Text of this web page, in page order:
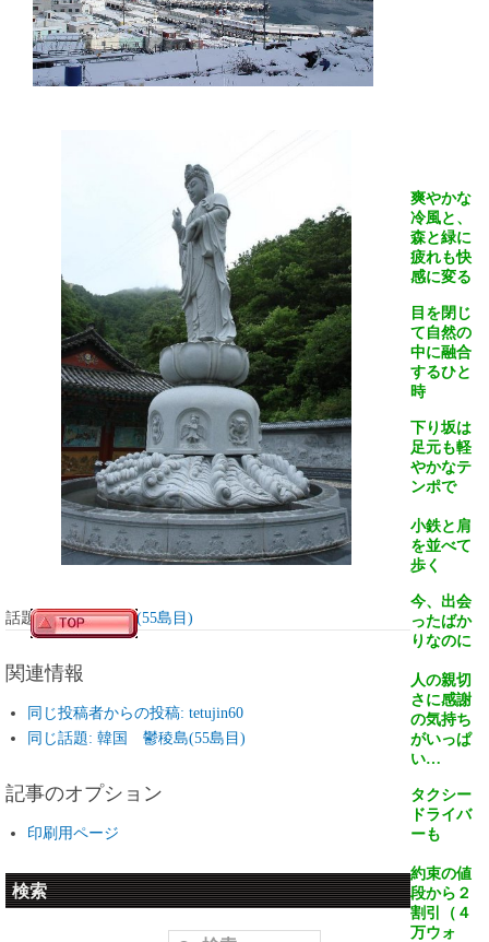
爽やかな
冷風と、
森と緑に
疲れも快
感に変る
目を閉じ
て自然の
中に融合
するひと
時
下り坂は
足元も軽
やかなテ
ンポで
小鉄と肩
を並べて
歩く
今、出会
ったばか
りなのに
人の親切
さに感謝
の気持ち
がいっぱ
い…
タクシー
ドライバ
ーも
約束の値
段から２
割引（４
万ウォ
話題:韓国 鬱稜島(55島目)
関連情報
同じ投稿者からの投稿: tetujin60
同じ話題: 韓国 鬱稜島(55島目)
記事のオプション
印刷用ページ
検索